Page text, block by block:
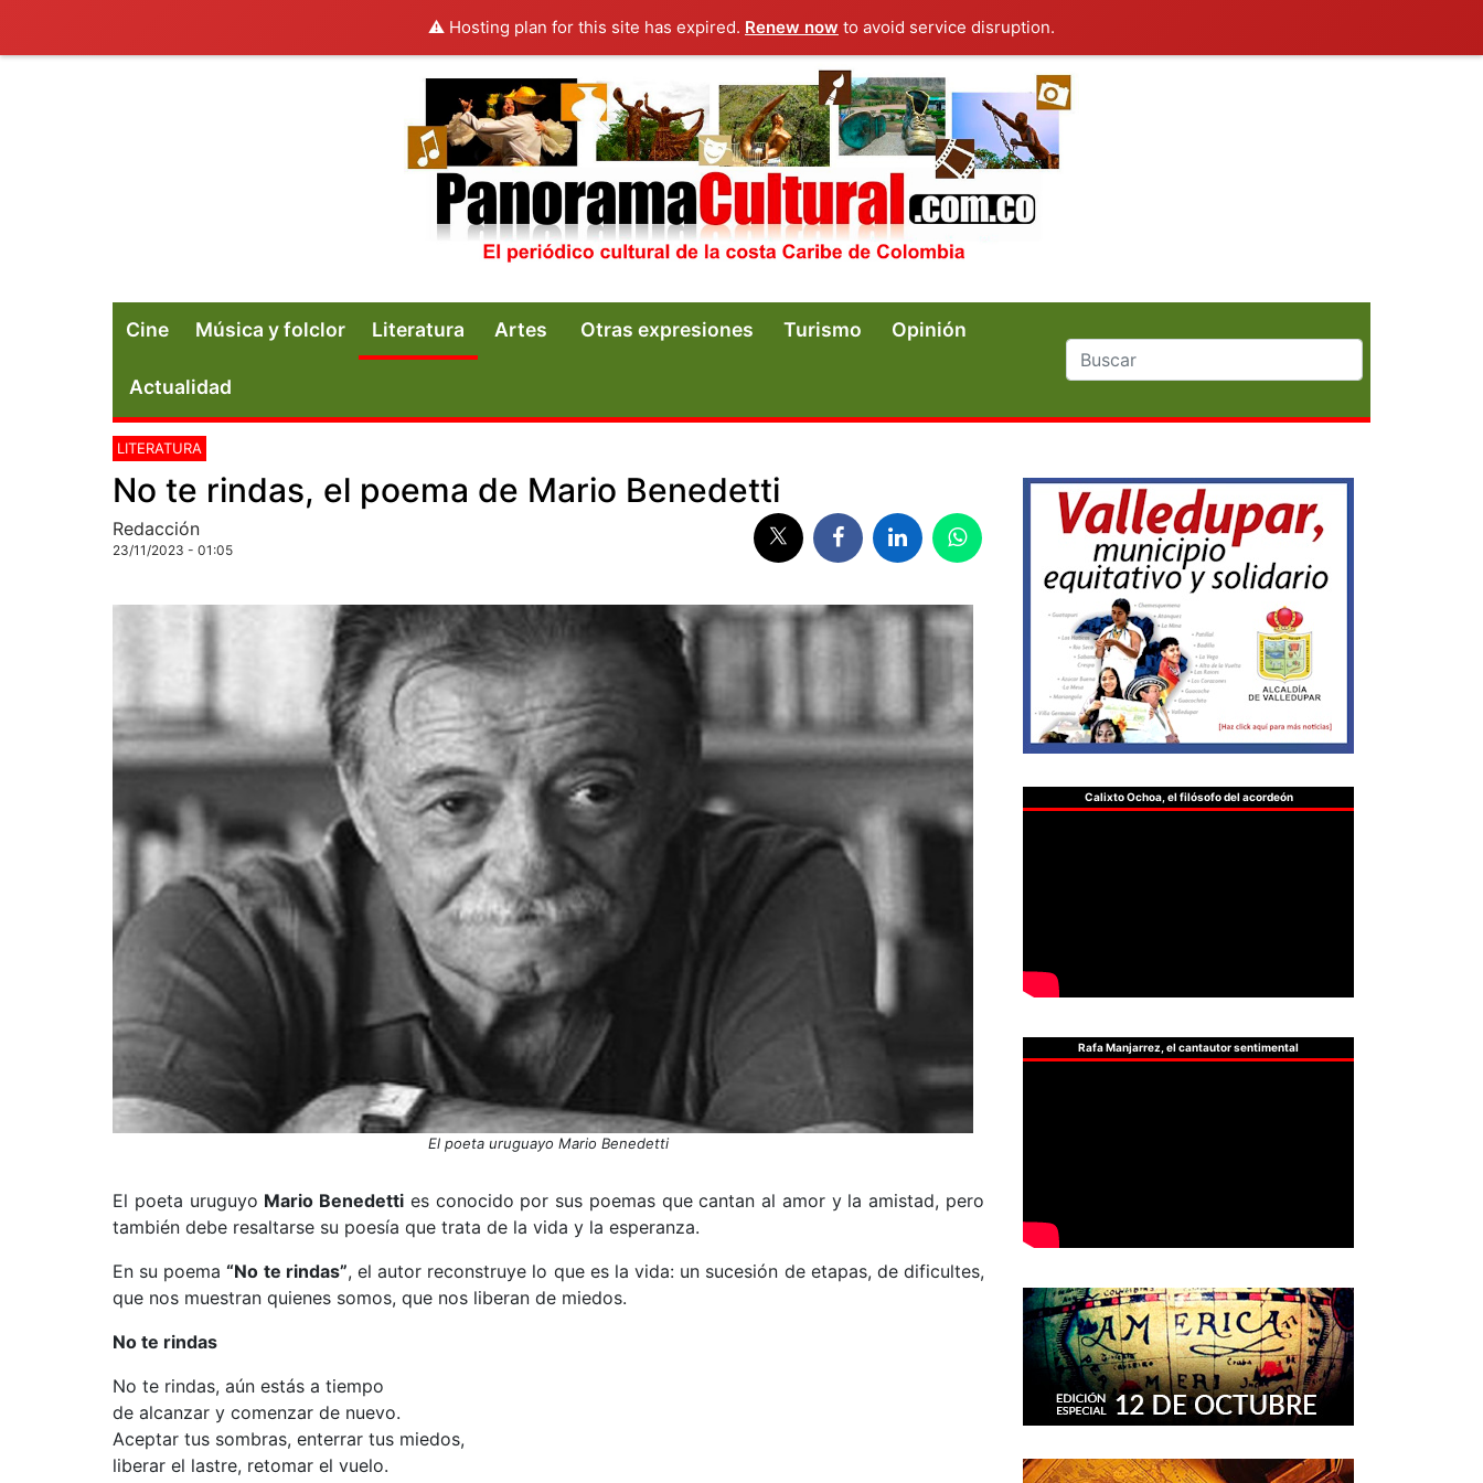
⚠️ Hosting plan for this site has expired. Renew now to avoid service disruption.
Cine Música y folclor Literatura Artes Otras expresiones Turismo Opinión
Actualidad
LITERATURA
No te rindas, el poema de Mario Benedetti
Redacción
23/11/2023 - 01:05
El poeta uruguayo Mario Benedetti
El poeta uruguyo Mario Benedetti es conocido por sus poemas que cantan al amor y la amistad, pero
también debe resaltarse su poesía que trata de la vida y la esperanza.
En su poema“No te rindas”, el autor reconstruye lo que es la vida: un sucesión de etapas, de dificultes,
que nos muestran quienes somos, que nos liberan de miedos.
No te rindas
No te rindas, aún estás a tiempo
de alcanzar y comenzar de nuevo.
Aceptar tus sombras, enterrar tus miedos,
liberar el lastre, retomar el vuelo.
Calixto Ochoa, el filósofo del acordeón
Rafa Manjarrez, el cantautor sentimental